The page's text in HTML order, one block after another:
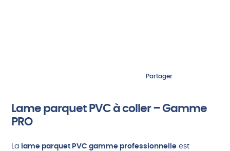
Partager
Lame parquet PVC à coller – Gamme
PRO
La lame parquet PVC gamme professionnelle est